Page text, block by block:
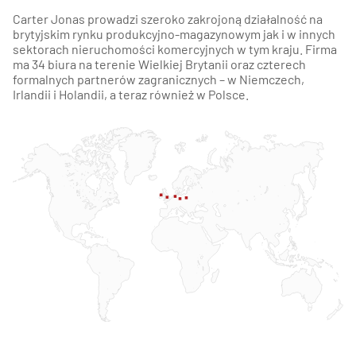
Carter Jonas prowadzi szeroko zakrojoną działalność na
brytyjskim rynku produkcyjno-magazynowym jak i w innych
sektorach nieruchomości komercyjnych w tym kraju. Firma
ma 34 biura na terenie Wielkiej Brytanii oraz czterech
formalnych partnerów zagranicznych – w Niemczech,
Irlandii i Holandii, a teraz również w Polsce.